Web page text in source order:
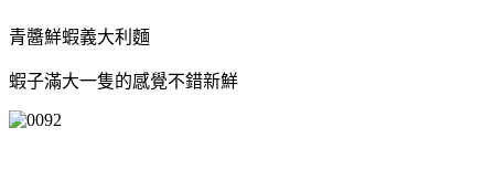
青醬鮮蝦義大利麵
蝦子滿大一隻的感覺不錯新鮮